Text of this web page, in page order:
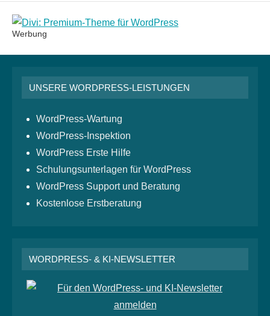
Werbung
UNSERE WORDPRESS-LEISTUNGEN
WordPress-Wartung
WordPress-Inspektion
WordPress Erste Hilfe
Schulungsunterlagen für WordPress
WordPress Support und Beratung
Kostenlose Erstberatung
WORDPRESS- & KI-NEWSLETTER